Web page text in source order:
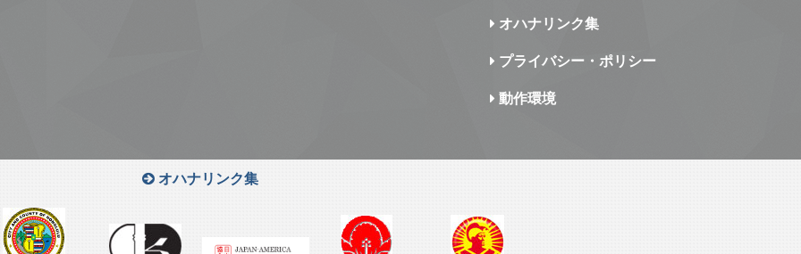
オハナリンク集
プライバシー・ポリシー
動作環境
オハナリンク集